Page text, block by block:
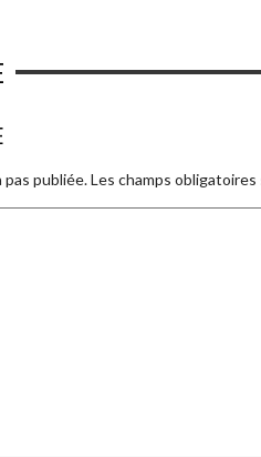
pas publiée.Les champs